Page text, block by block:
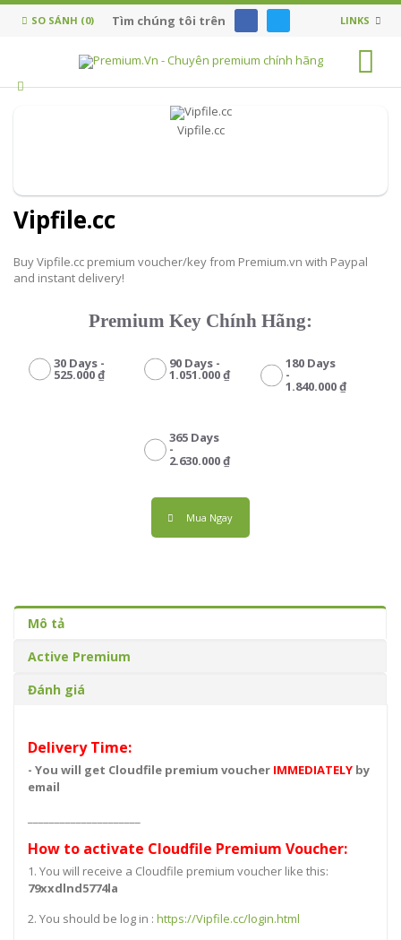
SO SÁNH (0) Tìm chúng tôi trên LINKS
Vipfile.cc
Vipfile.cc
Buy Vipfile.cc premium voucher/key from Premium.vn with Paypal
and instant delivery!
Premium Key Chính Hãng:
30 Days -
525.000 ₫
90 Days -
1.051.000 ₫
180 Days
-
1.840.000 ₫
365 Days
-
2.630.000 ₫
Mua Ngay
Mô tả
Active Premium
Đánh giá
Delivery Time:
- You will get Cloudfile premium voucher IMMEDIATELY by
email
How to activate Cloudfile Premium Voucher:
1. You will receive a Cloudfile premium voucher like this:
79xxdlnd5774la
2. You should be log in : https://Vipfile.cc/login.html